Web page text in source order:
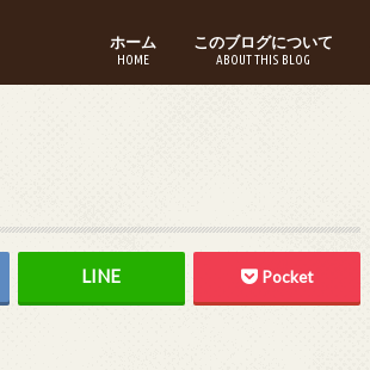
ホーム
HOME
このブログについて
ABOUT THIS BLOG
Pocket